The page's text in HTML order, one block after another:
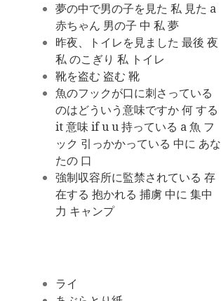
夢の中で男の子を見た 私 見た a
赤ちゃん 男の子 中 私 夢
昨夜、トイレを見ました 最後 夜
私 のこぎり 私 トイレ
靴を盗む 盗む 靴
魚のフックが口に刺さっている
のはどういう意味ですか 何 する
it 意味 if u u 持っている a 魚 フ
ック 引っかかっている 中に あな
たの 口
強制収容所に監禁されている 存
在する 抱かれる 捕虜 中に 集中
力 キャンプ
ライ